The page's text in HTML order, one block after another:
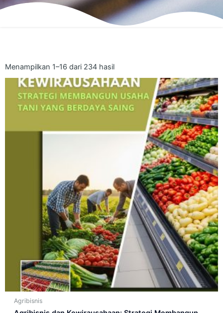
Menampilkan 1–16 dari 234 hasil
Agribisnis